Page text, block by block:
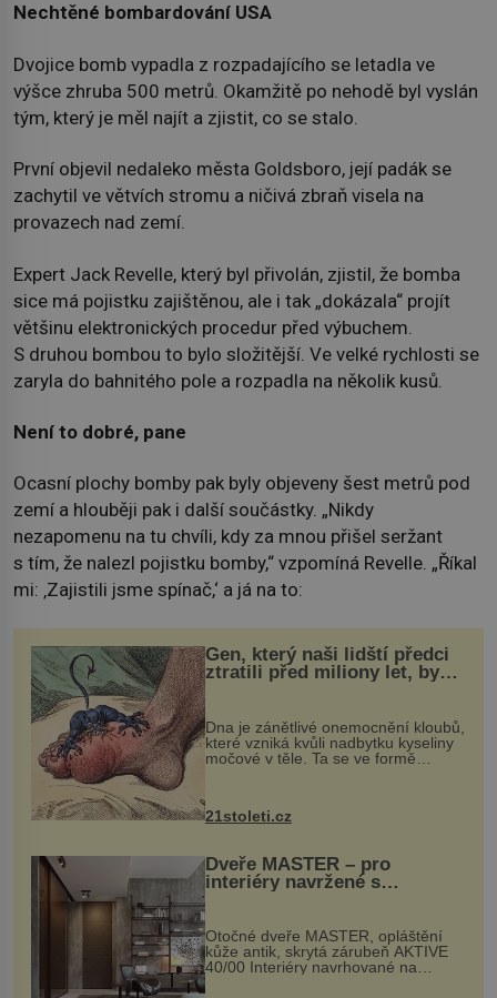
Nechtěné bombardování USA
Dvojice bomb vypadla z rozpadajícího se letadla ve
výšce zhruba 500 metrů. Okamžitě po nehodě byl vyslán
tým, který je měl najít a zjistit, co se stalo.
První objevil nedaleko města Goldsboro, její padák se
zachytil ve větvích stromu a ničivá zbraň visela na
provazech nad zemí.
Expert Jack Revelle, který byl přivolán, zjistil, že bomba
sice má pojistku zajištěnou, ale i tak „dokázala“ projít
většinu elektronických procedur před výbuchem.
S druhou bombou to bylo složitější. Ve velké rychlosti se
zaryla do bahnitého pole a rozpadla na několik kusů.
Není to dobré, pane
Ocasní plochy bomby pak byly objeveny šest metrů pod
zemí a hlouběji pak i další součástky. „Nikdy
nezapomenu na tu chvíli, kdy za mnou přišel seržant
s tím, že nalezl pojistku bomby,“ vzpomíná Revelle. „Říkal
mi: ‚Zajistili jsme spínač,‘ a já na to:
Gen, který naši lidští předci
ztratili před miliony let, by
mohl pomoci s léčbou
„nemoci králů“
Dna je zánětlivé onemocnění kloubů,
které vzniká kvůli nadbytku kyseliny
močové v těle. Ta se ve formě
nohou, a způsobuje bole...
21stoleti.cz
Dveře MASTER – pro
interiéry navržené s
rozumem i vášní!
Otočné dveře MASTER, opláštění
kůže antik, skrytá zárubeň AKTIVE
40/00 Interiéry navrhované na
zakázku často vyžadují atypické